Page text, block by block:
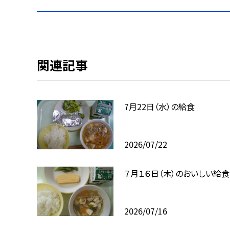
関連記事
7月22日（水）の給食
2026/07/22
７月１６日（木）のおいしい給食
2026/07/16